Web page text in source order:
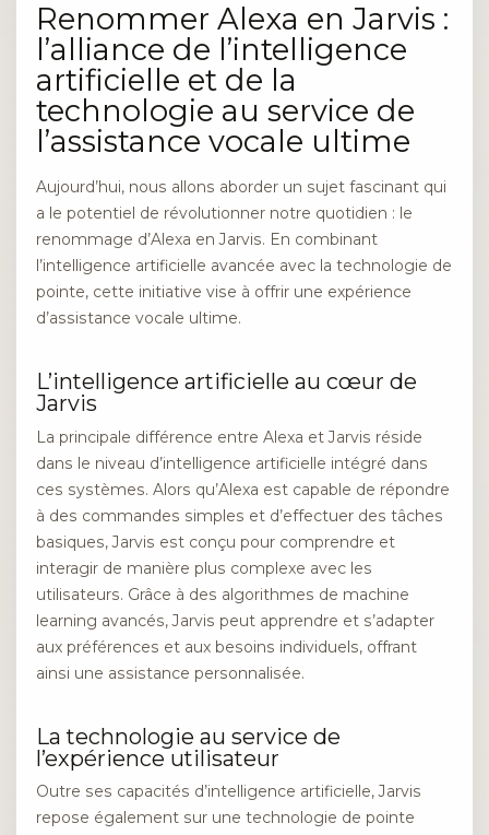
Renommer Alexa en Jarvis :
l’alliance de l’intelligence
artificielle et de la
technologie au service de
l’assistance vocale ultime
Aujourd’hui, nous allons aborder un sujet fascinant qui
a le potentiel de révolutionner notre quotidien : le
renommage d’Alexa en Jarvis. En combinant
l’intelligence artificielle avancée avec la technologie de
pointe, cette initiative vise à offrir une expérience
d’assistance vocale ultime.
L’intelligence artificielle au cœur de
Jarvis
La principale différence entre Alexa et Jarvis réside
dans le niveau d’intelligence artificielle intégré dans
ces systèmes. Alors qu’Alexa est capable de répondre
à des commandes simples et d’effectuer des tâches
basiques, Jarvis est conçu pour comprendre et
interagir de manière plus complexe avec les
utilisateurs. Grâce à des algorithmes de machine
learning avancés, Jarvis peut apprendre et s’adapter
aux préférences et aux besoins individuels, offrant
ainsi une assistance personnalisée.
La technologie au service de
l’expérience utilisateur
Outre ses capacités d’intelligence artificielle, Jarvis
repose également sur une technologie de pointe